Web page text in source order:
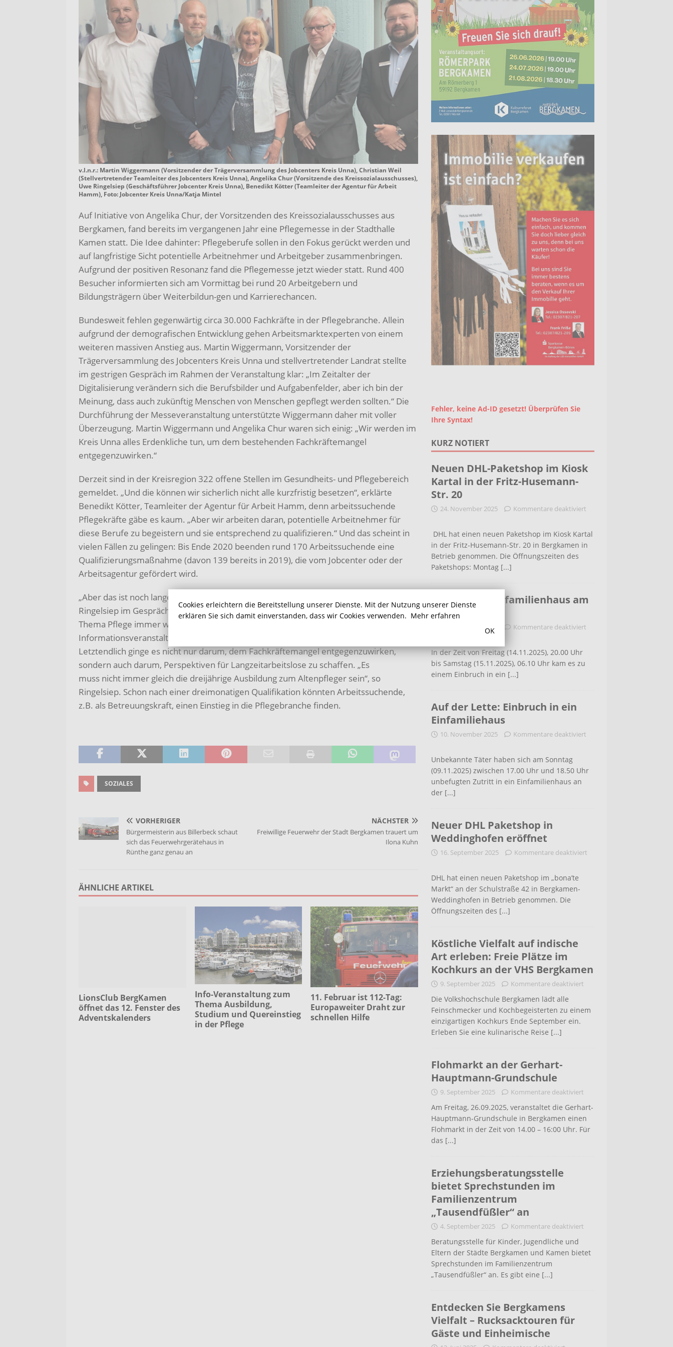
v.l.n.r.: Martin Wiggermann (Vorsitzender der Trägerversammlung des Jobcenters Kreis Unna), Christian Weil
(Stellvertretender Teamleiter des Jobcenters Kreis Unna), Angelika Chur (Vorsitzende des Kreissozialausschusses),
Uwe Ringelsiep (Geschäftsführer Jobcenter Kreis Unna), Benedikt Kötter (Teamleiter der Agentur für Arbeit
Hamm), Foto: Jobcenter Kreis Unna/Katja Mintel
Auf Initiative von Angelika Chur, der Vorsitzenden des Kreissozialausschusses aus
Bergkamen, fand bereits im vergangenen Jahr eine Pflegemesse in der Stadthalle
Kamen statt. Die Idee dahinter: Pflegeberufe sollen in den Fokus gerückt werden und
auf langfristige Sicht potentielle Arbeitnehmer und Arbeitgeber zusammenbringen.
Aufgrund der positiven Resonanz fand die Pflegemesse jetzt wieder statt. Rund 400
Besucher informierten sich am Vormittag bei rund 20 Arbeitgebern und
Bildungsträgern über Weiterbildun-gen und Karrierechancen.
Bundesweit fehlen gegenwärtig circa 30.000 Fachkräfte in der Pflegebranche. Allein
aufgrund der demografischen Entwicklung gehen Arbeitsmarktexperten von einem
weiteren massiven Anstieg aus. Martin Wiggermann, Vorsitzender der
Trägerversammlung des Jobcenters Kreis Unna und stellvertretender Landrat stellte
im gestrigen Gespräch im Rahmen der Veranstaltung klar: „Im Zeitalter der
Digitalisierung verändern sich die Berufsbilder und Aufgabenfelder, aber ich bin der
Meinung, dass auch zukünftig Menschen von Menschen gepflegt werden sollten.“ Die
Durchführung der Messeveranstaltung unterstützte Wiggermann daher mit voller
Überzeugung. Martin Wiggermann und Angelika Chur waren sich einig: „Wir werden im
Kreis Unna alles Erdenkliche tun, um dem bestehenden Fachkräftemangel
entgegenzuwirken.“
Derzeit sind in der Kreisregion 322 offene Stellen im Gesundheits- und Pflegebereich
gemeldet. „Und die können wir sicherlich nicht alle kurzfristig besetzen“, erklärte
Benedikt Kötter, Teamleiter der Agentur für Arbeit Hamm, denn arbeitssuchende
Pflegekräfte gäbe es kaum. „Aber wir arbeiten daran, potentielle Arbeitnehmer für
diese Berufe zu begeistern und sie entsprechend zu qualifizieren.“ Und das scheint in
vielen Fällen zu gelingen: Bis Ende 2020 beenden rund 170 Arbeitssuchende eine
Qualifizierungsmaßnahme (davon 139 bereits in 2019), die vom Jobcenter oder der
Arbeitsagentur gefördert wird.
„Aber das ist noch lange nicht genug“, ergänzte der Jobcenter-Geschäftsführer Uwe
Ringelsiep im Gespräch und erklärte: „Wir müssen gemeinsam am Ball bleiben und das
Thema Pflege immer wieder in den Fokus stellen.“ Die Durchführung von solchen
Informationsveranstaltungen sei in diesem Zusammenhang absolut notwendig.
Letztendlich ginge es nicht nur darum, dem Fachkräftemangel entgegenzuwirken,
sondern auch darum, Perspektiven für Langzeitarbeitslose zu schaffen. „Es
muss nicht immer gleich die dreijährige Ausbildung zum Altenpfleger sein“, so
Ringelsiep. Schon nach einer dreimonatigen Qualifikation könnten Arbeitssuchende,
z.B. als Betreuungskraft, einen Einstieg in die Pflegebranche finden.
SOZIALES
VORHERIGER
Bürgermeisterin aus Billerbeck schaut
sich das Feuerwehrgerätehaus in
Rünthe ganz genau an
NÄCHSTER
Freiwillige Feuerwehr der Stadt Bergkamen trauert um
Ilona Kuhn
ÄHNLICHE ARTIKEL
LionsClub BergKamen
öffnet das 12. Fenster des
Adventskalenders
Info-Veranstaltung zum
Thema Ausbildung,
Studium und Quereinstieg
in der Pflege
11. Februar ist 112-Tag:
Europaweiter Draht zur
schnellen Hilfe
Fehler, keine Ad-ID gesetzt! Überprüfen Sie
Ihre Syntax!
KURZ NOTIERT
Neuen DHL-Paketshop im Kiosk
Kartal in der Fritz-Husemann-
Str. 20
24. November 2025 Kommentare deaktiviert
DHL hat einen neuen Paketshop im Kiosk Kartal
in der Fritz-Husemann-Str. 20 in Bergkamen in
Betrieb genommen. Die Öffnungszeiten des
Paketshops: Montag [...]
Einbruch in Einfamilienhaus am
Haldenweg
16. November 2025 Kommentare deaktiviert
In der Zeit von Freitag (14.11.2025), 20.00 Uhr
bis Samstag (15.11.2025), 06.10 Uhr kam es zu
einem Einbruch in ein [...]
Auf der Lette: Einbruch in ein
Einfamiliehaus
10. November 2025 Kommentare deaktiviert
Unbekannte Täter haben sich am Sonntag
(09.11.2025) zwischen 17.00 Uhr und 18.50 Uhr
unbefugten Zutritt in ein Einfamilienhaus an
der [...]
Neuer DHL Paketshop in
Weddinghofen eröffnet
16. September 2025 Kommentare deaktiviert
DHL hat einen neuen Paketshop im „bona’te
Markt“ an der Schulstraße 42 in Bergkamen-
Weddinghofen in Betrieb genommen. Die
Öffnungszeiten des [...]
Köstliche Vielfalt auf indische
Art erleben: Freie Plätze im
Kochkurs an der VHS Bergkamen
9. September 2025 Kommentare deaktiviert
Die Volkshochschule Bergkamen lädt alle
Feinschmecker und Kochbegeisterten zu einem
einzigartigen Kochkurs Ende September ein.
Erleben Sie eine kulinarische Reise [...]
Flohmarkt an der Gerhart-
Hauptmann-Grundschule
9. September 2025 Kommentare deaktiviert
Am Freitag, 26.09.2025, veranstaltet die Gerhart-
Hauptmann-Grundschule in Bergkamen einen
Flohmarkt in der Zeit von 14.00 – 16:00 Uhr. Für
das [...]
Erziehungsberatungsstelle
bietet Sprechstunden im
Familienzentrum
„Tausendfüßler“ an
4. September 2025 Kommentare deaktiviert
Beratungsstelle für Kinder, Jugendliche und
Eltern der Städte Bergkamen und Kamen bietet
Sprechstunden im Familienzentrum
„Tausendfüßler“ an. Es gibt eine [...]
Entdecken Sie Bergkamens
Vielfalt – Rucksacktouren für
Gäste und Einheimische
Cookies erleichtern die Bereitstellung unserer Dienste. Mit der Nutzung unserer Dienste
erklären Sie sich damit einverstanden, dass wir Cookies verwenden. Mehr erfahren
OK